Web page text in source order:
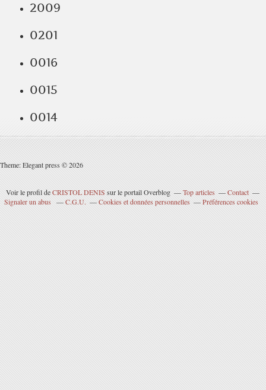
2009
0201
0016
0015
0014
Theme: Elegant press © 2026
Voir le profil deCRISTOL DENIS sur le portail Overblog Top articles
Contact
Signaler un abus
C.G.U. Cookies et données personnelles Préférences cookies